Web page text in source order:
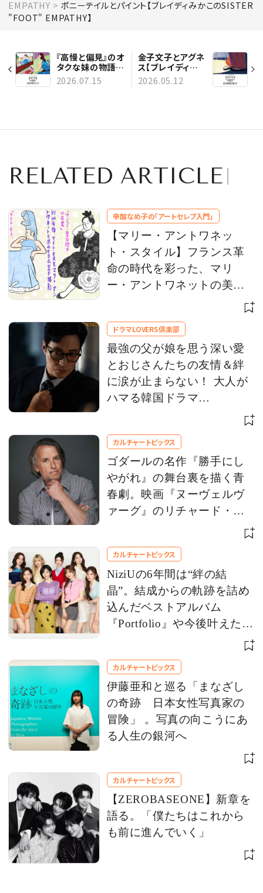
EMPATHY
ポニーテイルとパイント【ブレイディみかこのSISTER
"FOOT" EMPATHY】
『高慢と偏見』のオ
タクな妹の物語
【ブレイディみかこ
のSISTER
2026.07.15
金子文子とアグネ
ス【ブレイディみ
かこのSISTER
"FOOT"
2026.05.12
RELATED ARTICLE
辛酸なめ子の「アートセレブ入門」
【マリー・アントワネッ
ト・スタイル】フランス革
命の時代を彩った、マリ
ー・アントワネットの美意
ドラマLOVERS倶楽部
最強の父が娘を思う深い愛
とおじさんたちの友情＆絆
に涙が止まらない！ 大人が
ハマる韓国ドラマ
【Netflix】 お盆休みにイッ
カルチャートピックス
ゴダールの名作『勝手にし
やがれ』の舞台裏を描く青
春劇。映画『ヌーヴェルヴ
ァーグ』のリチャード・リ
ンクレイター監督にインタ
カルチャートピックス
NiziUの6年間は“絆の結
晶”。結成からの軌跡を詰め
込んだベストアルバム
『Portfolio』や今後叶えたい
カルチャートピックス
伊藤亜和と巡る「まなざし
の奇跡 日本女性写真家の
冒険」 。写真の向こうにあ
る人生の銀河へ
カルチャートピックス
【ZEROBASEONE】新章を
語る。「僕たちはこれから
も前に進んでいく」